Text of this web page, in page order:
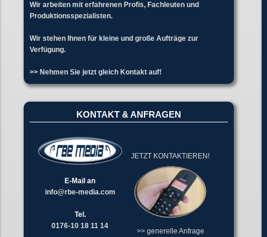
Wir arbeiten mit erfahrenen Profis, Fachleuten und
Produktionsspezialisten.
Wir stehen Ihnen für kleine und große Aufträge zur
Verfügung.
>> Nehmen Sie jetzt gleich Kontakt auf!
KONTAKT & ANFRAGEN
E-Mail an
info@rbe-media.com
Tel.
0176-10 18 11 14
JETZT KONTAKTIEREN!
>> generelle Anfrage